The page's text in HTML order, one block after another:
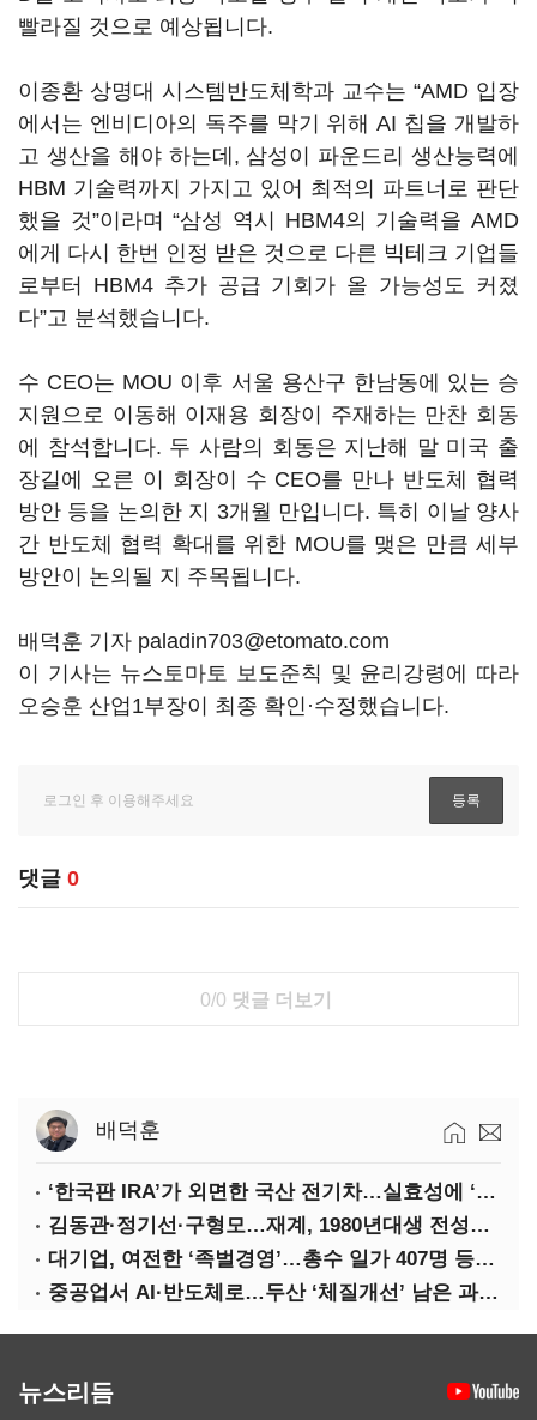
빨라질 것으로 예상됩니다.
이종환 상명대 시스템반도체학과 교수는 “AMD 입장
에서는 엔비디아의 독주를 막기 위해AI 칩을 개발하
고 생산을 해야 하는데 , 삼성이 파운드리 생산능력에
HBM 기술력까지 가지고 있어 최적의 파트너로 판단
했을 것”이라며“삼성 역시 HBM4의 기술력을AMD
에게 다시 한번 인정 받은 것으로 다른 빅테크 기업들
로부터 HBM4 추가 공급 기회가 올 가능성도 커졌
다”고 분석했습니다.
수 CEO는 MOU 이후 서울 용산구 한남동에 있는 승
지원으로 이동해 이재용 회장이 주재하는 만찬 회동
에 참석합니다. 두 사람의 회동은 지난해 말 미국 출
장길에 오른 이 회장이 수 CEO를 만나 반도체 협력
방안 등을 논의한 지 3개월 만입니다. 특히 이날 양사
간 반도체 협력 확대를 위한 MOU를 맺은 만큼 세부
방안이 논의될 지 주목됩니다.
배덕훈 기자 paladin703@etomato.com
이 기사는 뉴스토마토 보도준칙 및 윤리강령에 따라
오승훈 산업1부장이 최종 확인·수정했습니다.
댓글 0
0/0 댓글 더보기
배덕훈
‘한국판 IRA’가 외면한 국산 전기차…실효성에 ‘의문’
김동관·정기선·구형모…재계, 1980년대생 전성시대
대기업, 여전한 ‘족벌경영’…총수 일가 407명 등기임원
중공업서 AI·반도체로…두산 ‘체질개선’ 남은 과제는
뉴스리듬